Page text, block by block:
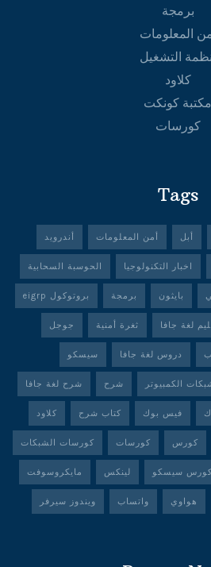
برمجة
المعلومات
التشغيل
كلاود
مكتبة كونكت
كورسات
Tags
أبل أمن المعلومات أندرويد
اخبار التكنولوجيا الحوسبة السحابية
بايثون برمجة بروتوكول eigrp
لغة جافا ثغرة أمنية جوجل
دروس لغة جافا سيسكو
الكمبيوتر شرح شرح لغة جافا
فيس بوك كتاب شرح كلاود
كورس كورسات كورسات الشبكات
كورس سيسكو لينكس مايكروسوفت
هواوي واتساب ويندوز سيرفر